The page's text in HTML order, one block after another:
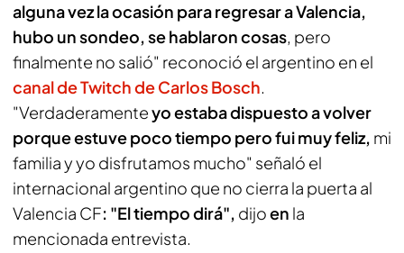
alguna vez la ocasión para regresar a Valencia,
hubo un sondeo, se hablaron cosas, pero
finalmente no salió" reconoció el argentino en el
canal deTwitch de Carlos Bosch.
"Verdaderamenteyo estaba dispuesto a volver
porque estuve poco tiempo pero fui muy feliz, mi
familia y yo disfrutamos mucho" señaló el
internacional argentino que no cierra la puerta al
Valencia CF: "El tiempo dirá", dijoen la
mencionada entrevista.